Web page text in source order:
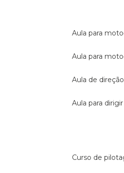
aula para
aula para
aula de
aula para
curso de